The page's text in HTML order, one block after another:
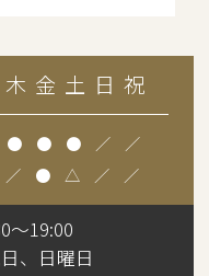
木 金 土 日 祝
● ● ● ／ ／
／ ● △ ／ ／
～19:00
、日曜日